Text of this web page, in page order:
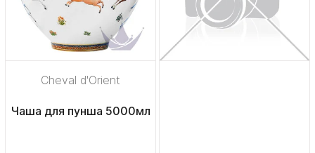
Cheval d'Orient
Чаша для пунша 5000мл